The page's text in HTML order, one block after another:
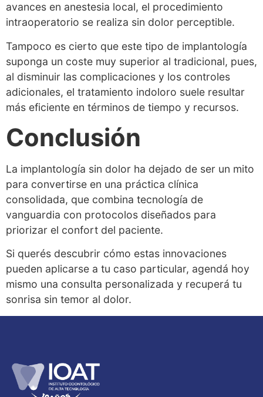
avances en anestesia local, el procedimiento
intraoperatorio se realiza sin dolor perceptible.
Tampoco es cierto que este tipo de implantología
suponga un coste muy superior al tradicional, pues,
al disminuir las complicaciones y los controles
adicionales, el tratamiento indoloro suele resultar
más eficiente en términos de tiempo y recursos.
Conclusión
La implantología sin dolor ha dejado de ser un mito
para convertirse en una práctica clínica
consolidada, que combina tecnología de
vanguardia con protocolos diseñados para
priorizar el confort del paciente.
Si querés descubrir cómo estas innovaciones
pueden aplicarse a tu caso particular, agendá hoy
mismo una consulta personalizada y recuperá tu
sonrisa sin temor al dolor.